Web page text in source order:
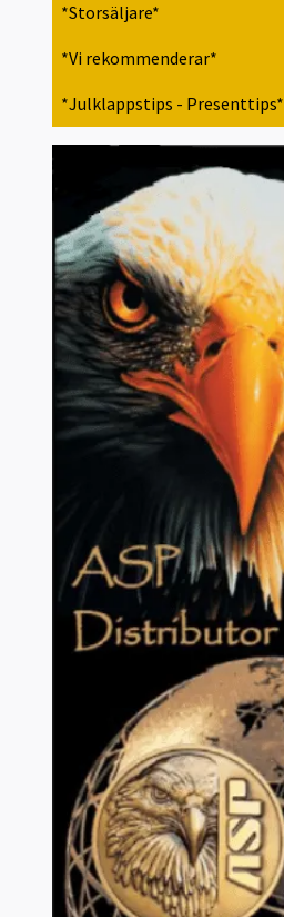
*Storsäljare*
*Vi rekommenderar*
*Julklappstips - Presenttips*